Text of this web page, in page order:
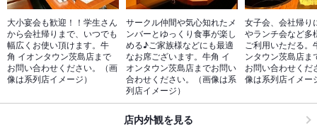
大小宴会も歓迎！！学生さん
から会社帰りまで、いつでも
幅広くお使い頂けます。牛
角 イオンタウン茨島店まで
お問い合わせください。（画
像は系列店イメージ）
サークル仲間や気心知れたメ
ンバーとゆっくり食事が楽し
める♪ご家族様などにも最適
なお席ございます。牛角 イ
オンタウン茨島店までお問い
合わせください。（画像は系
列店イメージ）
女子会、会社帰り
やランチ会など多
ご利用いただる。
ンタウン茨島店ま
お問い合わせくだ
像は系列店イメー
店内外観を見る